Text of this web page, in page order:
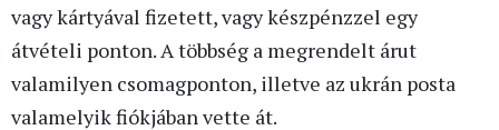
vagy kártyával fizetett, vagy készpénzzel egy
átvételi ponton. A többség a megrendelt árut
valamilyen csomagponton, illetve az ukrán posta
valamelyik fiókjában vette át.